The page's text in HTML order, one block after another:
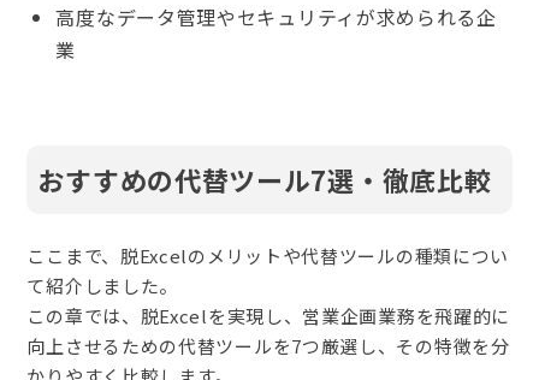
高度なデータ管理やセキュリティが求められる企
業
おすすめの代替ツール7選・徹底比較
ここまで、脱Excelのメリットや代替ツールの種類につい
て紹介しました。
この章では、脱Excelを実現し、営業企画業務を飛躍的に
向上させるための代替ツールを7つ厳選し、その特徴を分